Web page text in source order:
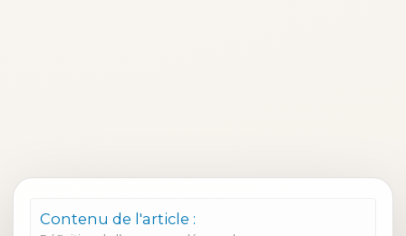
Contenu de l'article :